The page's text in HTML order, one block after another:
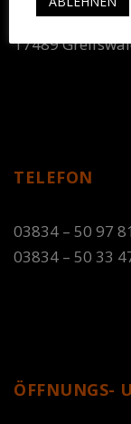
Anklamer Straße
17489
TELEFON
03834 – 50 97 81
03834 – 50 33
ÖFFNUNGS-